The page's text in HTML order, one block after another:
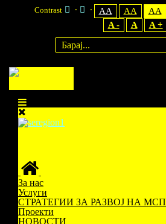
Contrast AA AA AA
A - A A +
За нас
Услуги
СТРАТЕГИИ ЗА РАЗВОЈ НА МСП
Проекти
НОВОСТИ